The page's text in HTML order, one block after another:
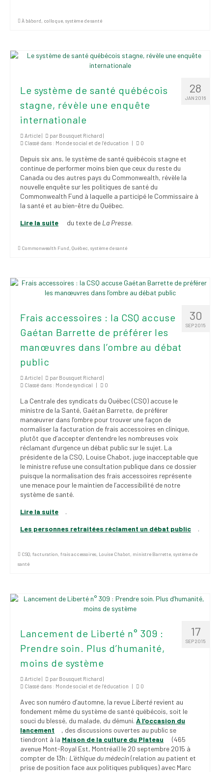
À bâbord, colloque, système de santé
28
JAN 2016
Le système de santé québécois
stagne, révèle une enquête
internationale
Article | par Bousquet Richard |
Classé dans : Monde social et de l’éducation | 0
Depuis six ans, le système de santé québécois stagne et
continue de performer moins bien que ceux du reste du
Canada ou des autres pays du Commonwealth, révèle la
nouvelle enquête sur les politiques de santé du
Commonwealth Fund à laquelle a participé le Commissaire à
la santé et au bien-être du Québec.
Lire la suite du texte de La Presse.
Commonwealth Fund, Québec, système de santé
30
SEP 2015
Frais accessoires : la CSQ accuse
Gaétan Barrette de préférer les
manœuvres dans l’ombre au débat
public
Article | par Bousquet Richard |
Classé dans : Monde syndical | 0
La Centrale des syndicats du Québec (CSQ) accuse le
ministre de la Santé, Gaétan Barrette, de préférer
manœuvrer dans l’ombre pour trouver une façon de
normaliser la facturation de frais accessoires en clinique,
plutôt que d’accepter d’entendre les nombreuses voix
réclamant d’urgence un débat public sur le sujet. La
présidente de la CSQ, Louise Chabot, juge inacceptable que
le ministre refuse une consultation publique dans ce dossier
puisque la normalisation des frais accessoires représente
une menace pour le maintien de l’accessibilité de notre
système de santé.
Lire la suite .
Les personnes retraitées réclament un débat public .
CSQ, facturation, frais accessoires, Louise Chabot, ministre Barrette, système de
santé
17
SEP 2015
Lancement de Liberté n° 309 :
Prendre soin. Plus d’humanité,
moins de système
Article | par Bousquet Richard |
Classé dans : Monde social et de l’éducation | 0
Avec son numéro d’automne, la revue Liberté revient au
fondement même du système de santé québécois, soit le
souci du blessé, du malade, du démuni. À l’occasion du
lancement
, des discussions ouvertes au public se
tiendront à la Maison de la culture du Plateau
(465
avenue Mont-Royal Est, Montréal) le 20 septembre 2015 à
compter de 13h: L’éthique du médecin(relation au patient et
prise de position face aux politiques publiques) avec Marc